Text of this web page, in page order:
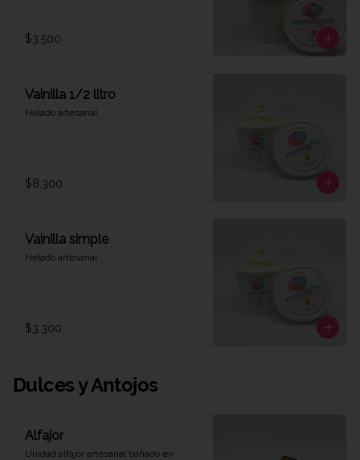
$3.500
Vainilla 1/2 litro
Helado artesanal
$8.300
Vainilla simple
Helado artesanal
$3.300
Dulces y Antojos
Alfajor
Unidad alfajor artesanal bañado en